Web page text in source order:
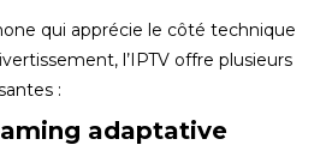
qui apprécie le côté technique
l’IPTV offre plusieurs
:
adaptative